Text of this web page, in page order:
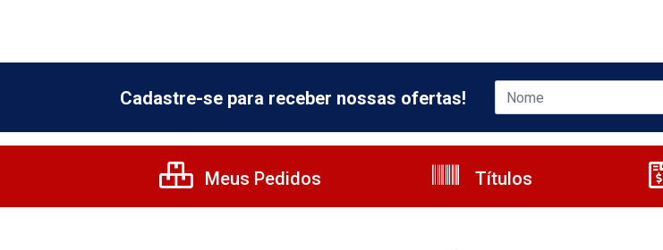
Cadastre-se para receber nossas ofertas!
Meus Pedidos Títulos